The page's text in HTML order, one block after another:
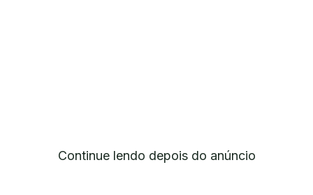
Continue lendo depois do anúncio